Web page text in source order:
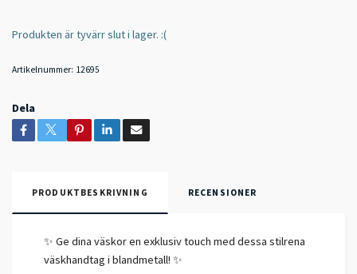
Produkten är tyvärr slut i lager. :(
Artikelnummer: 12695
Dela
PRODUKTBESKRIVNING RECENSIONER
✨ Ge dina väskor en exklusiv touch med dessa stilrena
väskhandtag i blandmetall! ✨